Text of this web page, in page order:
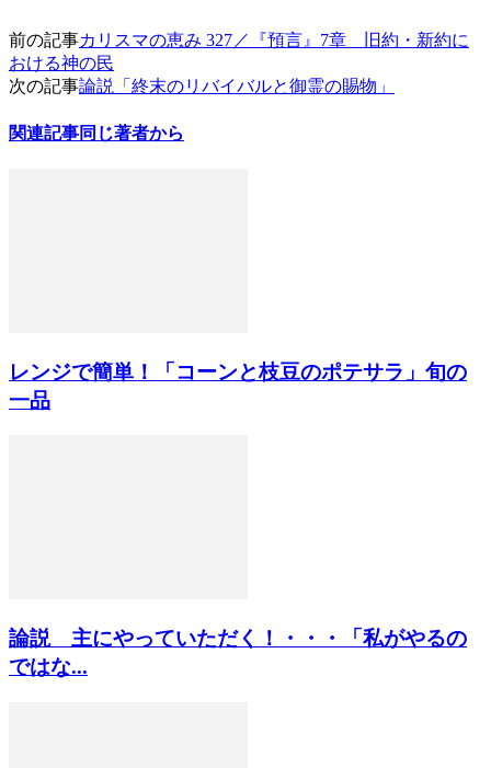
前の記事カリスマの恵み 327／『預言』7章 旧約・新約に
おける神の民
次の記事論説「終末のリバイバルと御霊の賜物」
関連記事同じ著者から
レンジで簡単！「コーンと枝豆のポテサラ」旬の
一品
論説 主にやっていただく！・・・「私がやるの
ではな...